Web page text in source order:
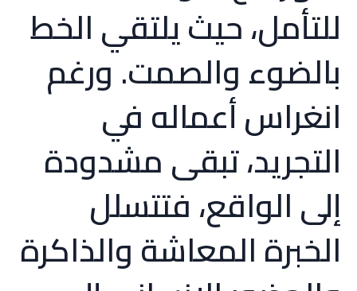
للتأمل، حيث يلتقي الخط
بالضوء والصمت. ورغم
انغراس أعماله في
التجريد، تبقى مشدودة
إلى الواقع، فتتسلل
الخبرة المعاشة والذاكرة